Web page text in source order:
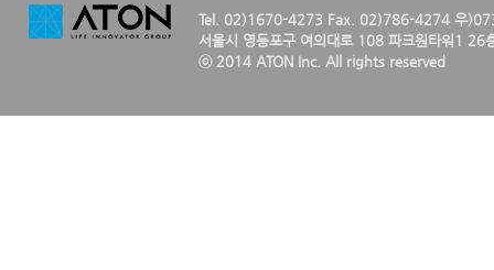
Tel. 02)1670-4273 Fax. 02)786-4274 우
서울시 영등포구 여의대로 108 파크원타워1 26
ⓒ 2014 ATON Inc. All rights reserved